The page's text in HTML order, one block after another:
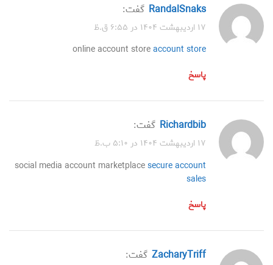
RandalSnaks گفت:
۱۷ اردیبهشت ۱۴۰۴ در ۶:۵۵ ق.ظ
online account storeaccount store
پاسخ
Richardbib گفت:
۱۷ اردیبهشت ۱۴۰۴ در ۵:۱۰ ب.ظ
social media account marketplacesecure account
sales
پاسخ
ZacharyTriff گفت: